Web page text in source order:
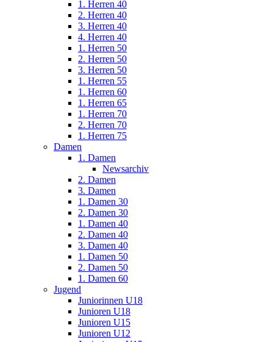
1. Herren 40
2. Herren 40
3. Herren 40
4. Herren 40
1. Herren 50
2. Herren 50
3. Herren 50
1. Herren 55
1. Herren 60
1. Herren 65
1. Herren 70
2. Herren 70
1. Herren 75
Damen
1. Damen
Newsarchiv
2. Damen
3. Damen
1. Damen 30
2. Damen 30
1. Damen 40
2. Damen 40
3. Damen 40
1. Damen 50
2. Damen 50
1. Damen 60
Jugend
Juniorinnen U18
Junioren U18
Junioren U15
Junioren U12